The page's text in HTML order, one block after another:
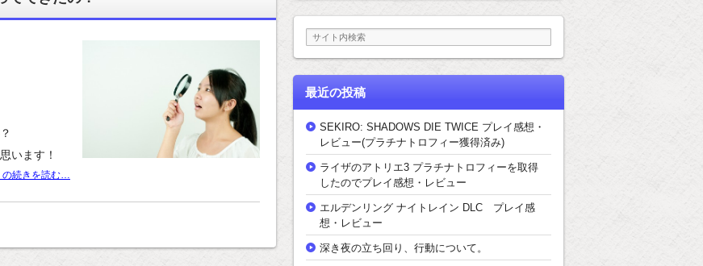
います！
の続きを読む…
最近の投稿
SEKIRO: SHADOWS DIE TWICE プレイ感想・
レビュー(プラチナトロフィー獲得済み)
ライザのアトリエ3 プラチナトロフィーを取得
したのでプレイ感想・レビュー
エルデンリング ナイトレイン DLC プレイ感
想・レビュー
深き夜の立ち回り、行動について。